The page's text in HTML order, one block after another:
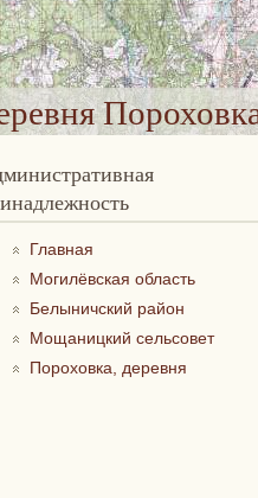
Главная
Могилёвская область
Белыничский район
Мощаницкий сельсовет
Пороховка, деревня